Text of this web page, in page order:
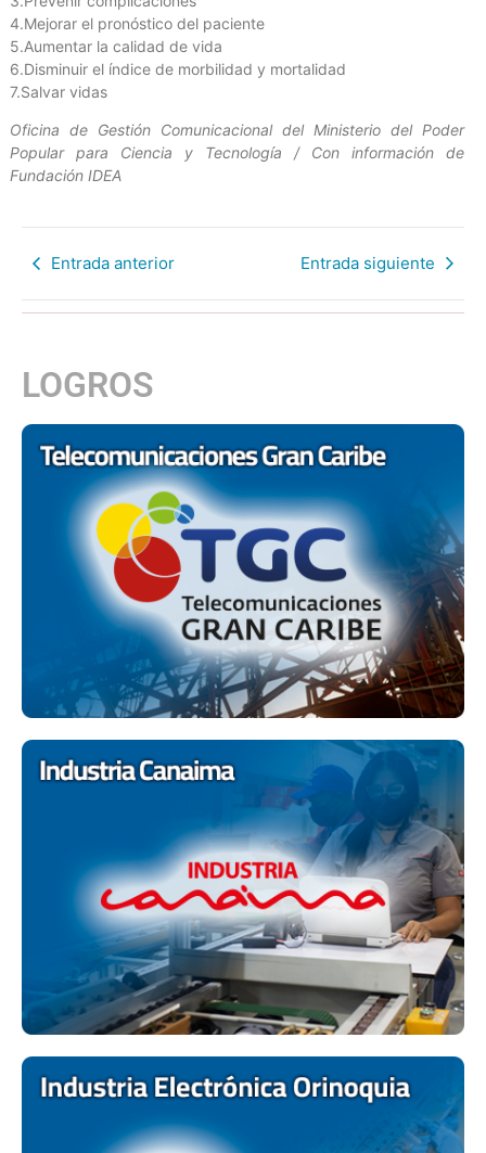
4.Mejorar el pronóstico del paciente
5.Aumentar la calidad de vida
6.Disminuir el índice de morbilidad y mortalidad
7.Salvar vidas
Oficina de Gestión Comunicacional del Ministerio del Poder
Popular para Ciencia y Tecnología / Con información de
Fundación IDEA
Entrada anterior Entrada siguiente
LOGROS